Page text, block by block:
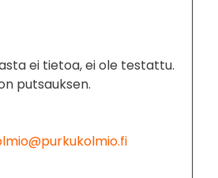
ei tietoa, ei ole testattu.
putsauksen.